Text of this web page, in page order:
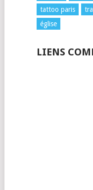
tattoo paris
église
LIENS